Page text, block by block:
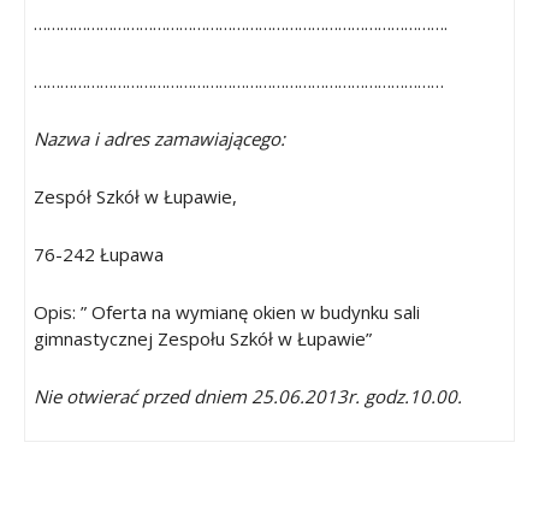
………………………………………………………………………………….
…………………………………………………………………………………
Nazwa i adres zamawiającego:
Zespół Szkół w Łupawie,
76-242 Łupawa
Opis: ” Oferta na wymianę okien w budynku sali
gimnastycznej Zespołu Szkół w Łupawie”
Nie otwierać przed dniem 25.06.2013r. godz.10.00.